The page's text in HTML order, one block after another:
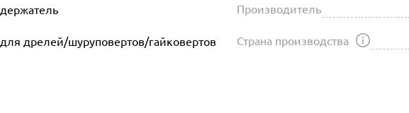
держатель
для дрелей/шуруповертов/гайковертов
Производитель
Страна производства